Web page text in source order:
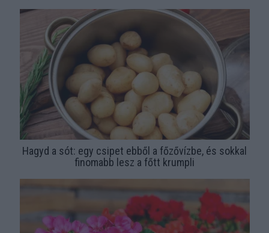
Hagyd a sót: egy csipet ebből a főzővízbe, és sokkal
finomabb lesz a főtt krumpli